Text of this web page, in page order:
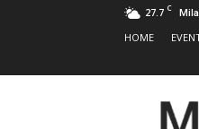
27.7 C
HOME